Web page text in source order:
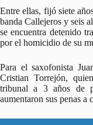
Entre ellas, fijó siete
banda Callejeros y seis
se encuentra detenido
por el homicidio de su
Para el saxofonista
Cristian Torrejón,
tribunal a 3 años de
aumentaron sus penas a